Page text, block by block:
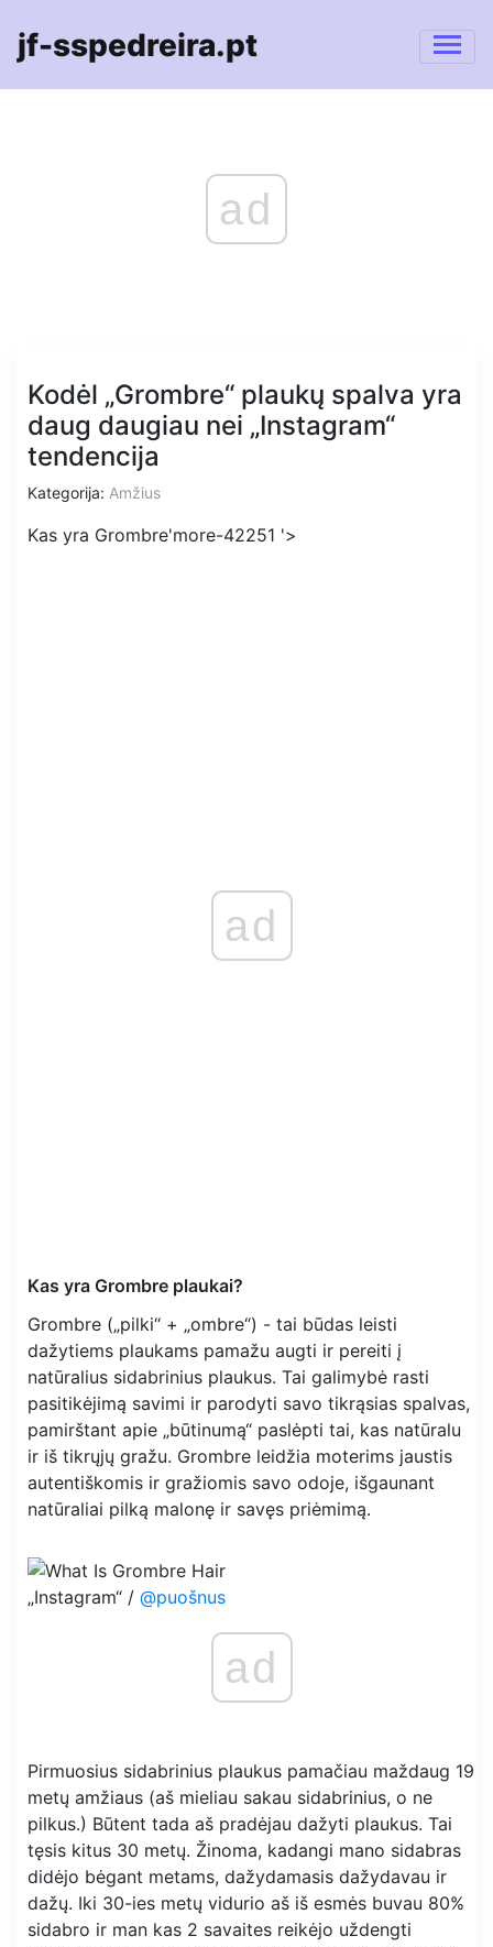
jf-sspedreira.pt
ad
Kodėl „Grombre“ plaukų spalva yra
daug daugiau nei „Instagram“
tendencija
Kategorija: Amžius
Kas yra Grombre'more-42251 '>
ad
Kas yra Grombre plaukai?
Grombre („pilki“ + „ombre“) - tai būdas leisti
dažytiems plaukams pamažu augti ir pereiti į
natūralius sidabrinius plaukus. Tai galimybė rasti
pasitikėjimą savimi ir parodyti savo tikrąsias spalvas,
pamirštant apie „būtinumą“ paslėpti tai, kas natūralu
ir iš tikrųjų gražu. Grombre leidžia moterims jaustis
autentiškomis ir gražiomis savo odoje, išgaunant
natūraliai pilką malonę ir savęs priėmimą.
„Instagram“ / @puošnus
ad
Pirmuosius sidabrinius plaukus pamačiau maždaug 19
metų amžiaus (aš mieliau sakau sidabrinius, o ne
pilkus.) Būtent tada aš pradėjau dažyti plaukus. Tai
tęsis kitus 30 metų. Žinoma, kadangi mano sidabras
didėjo bėgant metams, dažydamasis dažydavau ir
dažų. Iki 30-ies metų vidurio aš iš esmės buvau 80%
sidabro ir man kas 2 savaites reikėjo uždengti